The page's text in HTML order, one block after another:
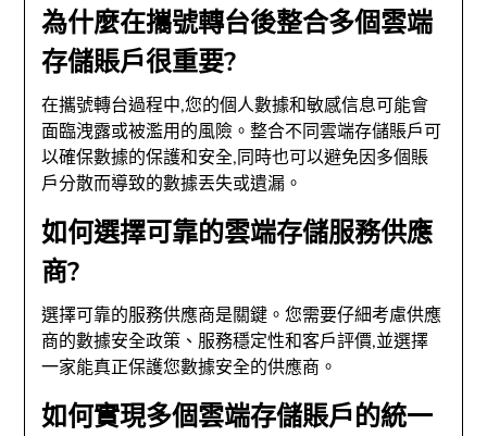
為什麼在攜號轉台後整合多個雲端
存儲賬戶很重要?
在攜號轉台過程中,您的個人數據和敏感信息可能會
面臨洩露或被濫用的風險。整合不同雲端存儲賬戶可
以確保數據的保護和安全,同時也可以避免因多個賬
戶分散而導致的數據丟失或遺漏。
如何選擇可靠的雲端存儲服務供應
商?
選擇可靠的服務供應商是關鍵。您需要仔細考慮供應
商的數據安全政策、服務穩定性和客戶評價,並選擇
一家能真正保護您數據安全的供應商。
如何實現多個雲端存儲賬戶的統一